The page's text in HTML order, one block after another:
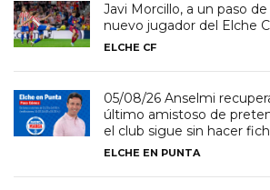
Javi Morcillo, a un paso
nuevo jugador del Elche
ELCHE CF
05/08/26 Anselmi
último amistoso de
el club sigue sin hacer
ELCHE EN PUNTA